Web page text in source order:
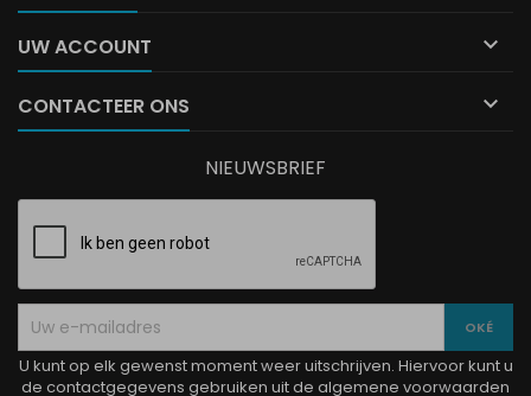
UW ACCOUNT 
CONTACTEER ONS 
NIEUWSBRIEF
U kunt op elk gewenst moment weer uitschrijven. Hiervoor kunt u
de contactgegevens gebruiken uit de algemene voorwaarden